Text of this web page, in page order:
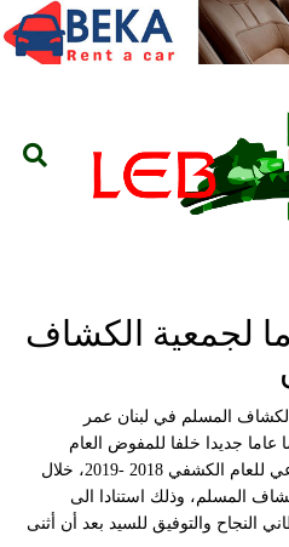
لجمعية الكشاف
المسلم في لبنان عمر
جديدا خلفا للمفوض العام
السابق القائد علي الشماعة الرفاعي للعام الكشفي 2018 -2019، خلال
المسلم، وذلك استنادا الى
النجاح والتوفيق للسيد بعد أن أثنى